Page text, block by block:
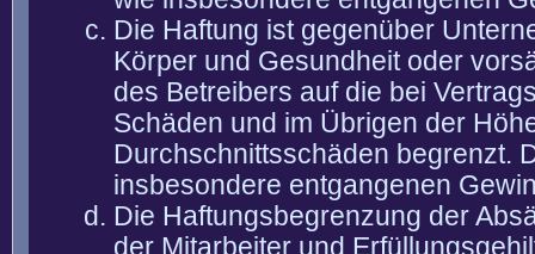
Die Haftung ist gegenüber
Körper und Gesundheit oder
des Betreibers auf die bei
Schäden und im Übrigen der
Durchschnittsschäden begrenzt.
insbesondere entgangenen
Die Haftungsbegrenzung der
der Mitarbeiter und